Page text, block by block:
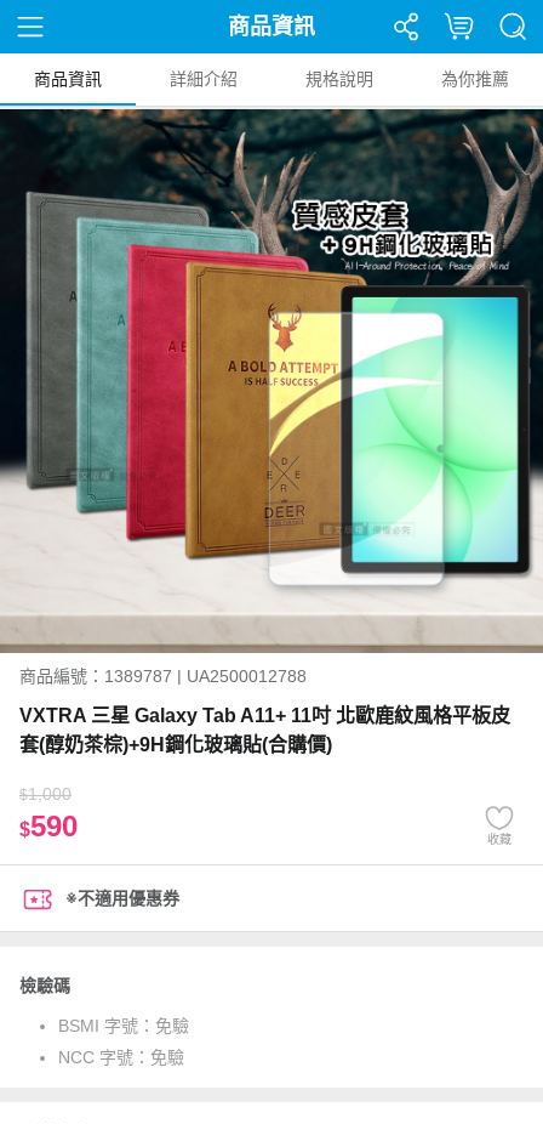
商品資訊
商品資訊 詳細介紹 規格說明 為你推薦
商品編號：1389787 | UA2500012788
VXTRA 三星 Galaxy Tab A11+ 11吋 北歐鹿紋風格平板皮
套(醇奶茶棕)+9H鋼化玻璃貼(合購價)
$1,000
$590 收藏
※不適用優惠券
檢驗碼
BSMI 字號： 免驗
NCC 字號： 免驗